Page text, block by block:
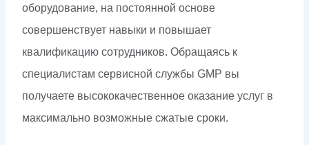
оборудование, на постоянной основе
совершенствует навыки и повышает
квалификацию сотрудников. Обращаясь к
специалистам сервисной службы GMP вы
получаете высококачественное оказание услуг в
максимально возможные сжатые сроки.